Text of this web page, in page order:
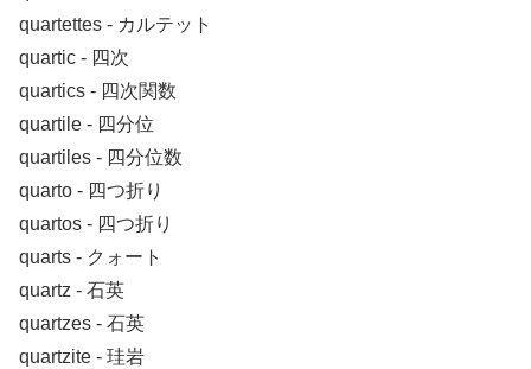
quartettes ‐ カルテット
quartic ‐ 四次
quartics ‐ 四次関数
quartile ‐ 四分位
quartiles ‐ 四分位数
quarto ‐ 四つ折り
quartos ‐ 四つ折り
quarts ‐ クォート
quartz ‐ 石英
quartzes ‐ 石英
quartzite ‐ 珪岩